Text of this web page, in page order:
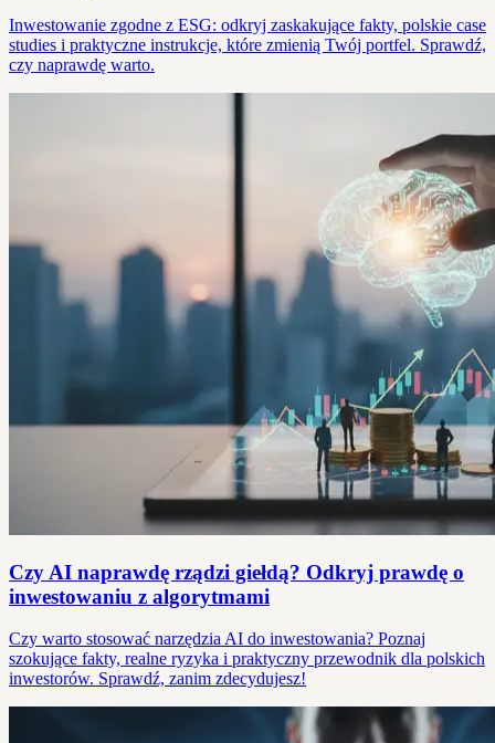
Inwestowanie zgodne z ESG: odkryj zaskakujące fakty, polskie case
studies i praktyczne instrukcje, które zmienią Twój portfel. Sprawdź,
czy naprawdę warto.
Czy AI naprawdę rządzi giełdą? Odkryj prawdę o
inwestowaniu z algorytmami
Czy warto stosować narzędzia AI do inwestowania? Poznaj
szokujące fakty, realne ryzyka i praktyczny przewodnik dla polskich
inwestorów. Sprawdź, zanim zdecydujesz!